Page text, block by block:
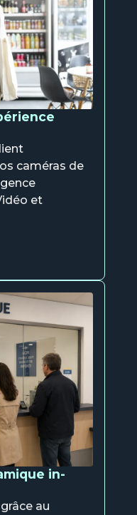
grands
caméras de
et
in-
au